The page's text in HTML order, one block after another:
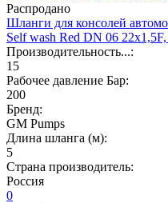
Распродано
Шланги для консолей
Self wash Red DN 06
Производительность...:
15
Рабочее давление Бар:
200
Бренд:
GM Pumps
Длина шланга (м):
5
Страна производитель:
Россия
0